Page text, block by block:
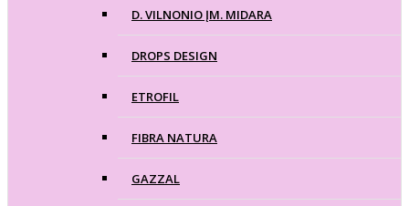
D. VILNONIO ĮM. MIDARA
DROPS DESIGN
ETROFIL
FIBRA NATURA
GAZZAL